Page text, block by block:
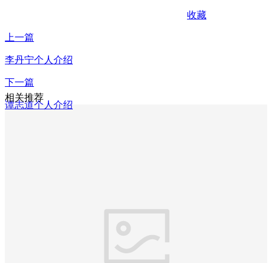
收藏
上一篇
李丹宁个人介绍
下一篇
谭志道个人介绍
相关推荐